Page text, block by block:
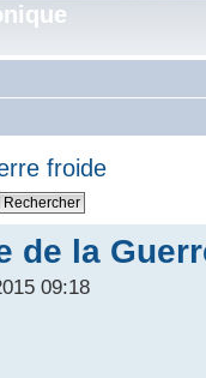
froide
de la
09:18